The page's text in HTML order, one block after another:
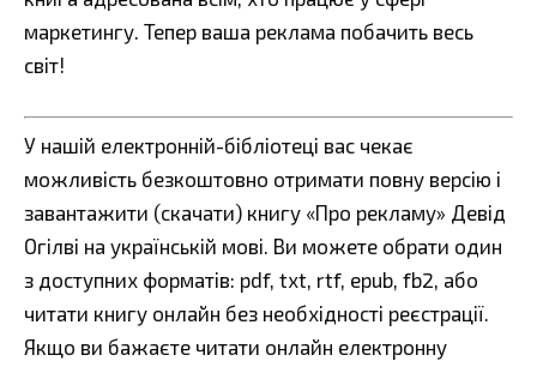
маркетингу. Тепер ваша реклама побачить весь
світ!
У нашій електронній-бібліотеці вас чекає
можливість безкоштовно отримати повну версію і
завантажити (скачати) книгу «Про рекламу» Девід
Огілві на українській мові. Ви можете обрати один
з доступних форматів: pdf, txt, rtf, epub, fb2, або
читати книгу онлайн без необхідності реєстрації.
Якщо ви бажаєте читати онлайн електронну